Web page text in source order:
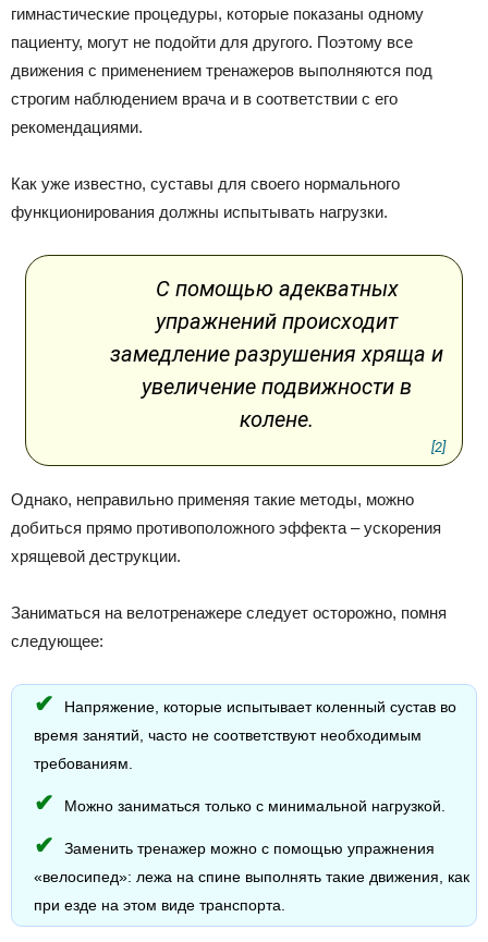
гимнастические процедуры, которые показаны одному
пациенту, могут не подойти для другого. Поэтому все
движения с применением тренажеров выполняются под
строгим наблюдением врача и в соответствии с его
рекомендациями.
Как уже известно, суставы для своего нормального
функционирования должны испытывать нагрузки.
С помощью адекватных
упражнений происходит
замедление разрушения хряща и
увеличение подвижности в
колене.
[2]
Однако, неправильно применяя такие методы, можно
добиться прямо противоположного эффекта – ускорения
хрящевой деструкции.
Заниматься на велотренажере следует осторожно, помня
следующее:
Напряжение, которые испытывает коленный сустав во
время занятий, часто не соответствуют необходимым
требованиям.
Можно заниматься только с минимальной нагрузкой.
Заменить тренажер можно с помощью упражнения
«велосипед»: лежа на спине выполнять такие движения, как
при езде на этом виде транспорта.